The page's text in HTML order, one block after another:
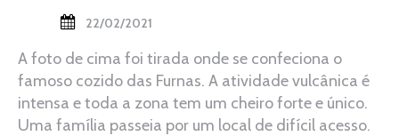
22/02/2021
A foto de cima foi tirada onde se confeciona o
famoso cozido das Furnas. A atividade vulcânica é
intensa e toda a zona tem um cheiro forte e único.
Uma família passeia por um local de difícil acesso.